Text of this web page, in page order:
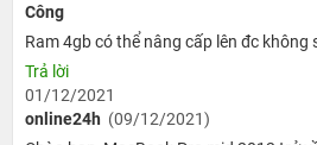
Với một vài chi tiết viền xung quanh
MacBook Air MJVE2 cũ
này, Apple đã mang lại cho thiết kế
xung quanh máy. Phía cạnh phải của
Công
Ram 4gb có thể nâng cấp lên đc không
Trả lời
01/12/2021
online24h (09/12/2021)